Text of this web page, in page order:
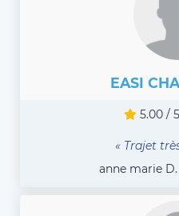
EASI
5.00 /
« Trajet
anne marie D.